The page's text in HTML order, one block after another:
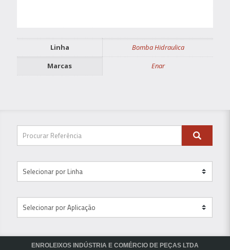
Linha
Bomba Hidraulica
Marcas
Enar
ENROLEIXOS INDÚSTRIA E COMÉRCIO DE PEÇAS LTDA